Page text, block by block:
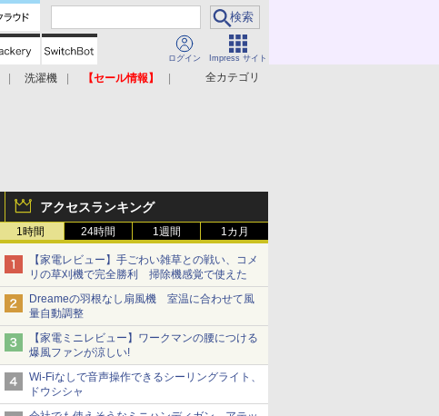
ログイン Impress サイト
全カテゴリ
洗濯機
【セール情報】
アクセスランキング
1時間 24時間 1週間 1カ月
【家電レビュー】手ごわい雑草との戦い、コメ
リの草刈機で完全勝利 掃除機感覚で使えた
Dreameの羽根なし扇風機 室温に合わせて風
量自動調整
【家電ミニレビュー】ワークマンの腰につける
爆風ファンが涼しい!
Wi-Fiなしで音声操作できるシーリングライト、
ドウシシャ